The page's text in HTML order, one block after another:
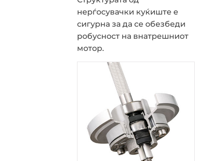
нерѓосувачки куќиште е
сигурна за да се обезбеди
робусност на внатрешниот
мотор.